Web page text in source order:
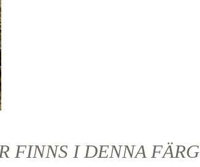
FINNS I DENNA FÄRG